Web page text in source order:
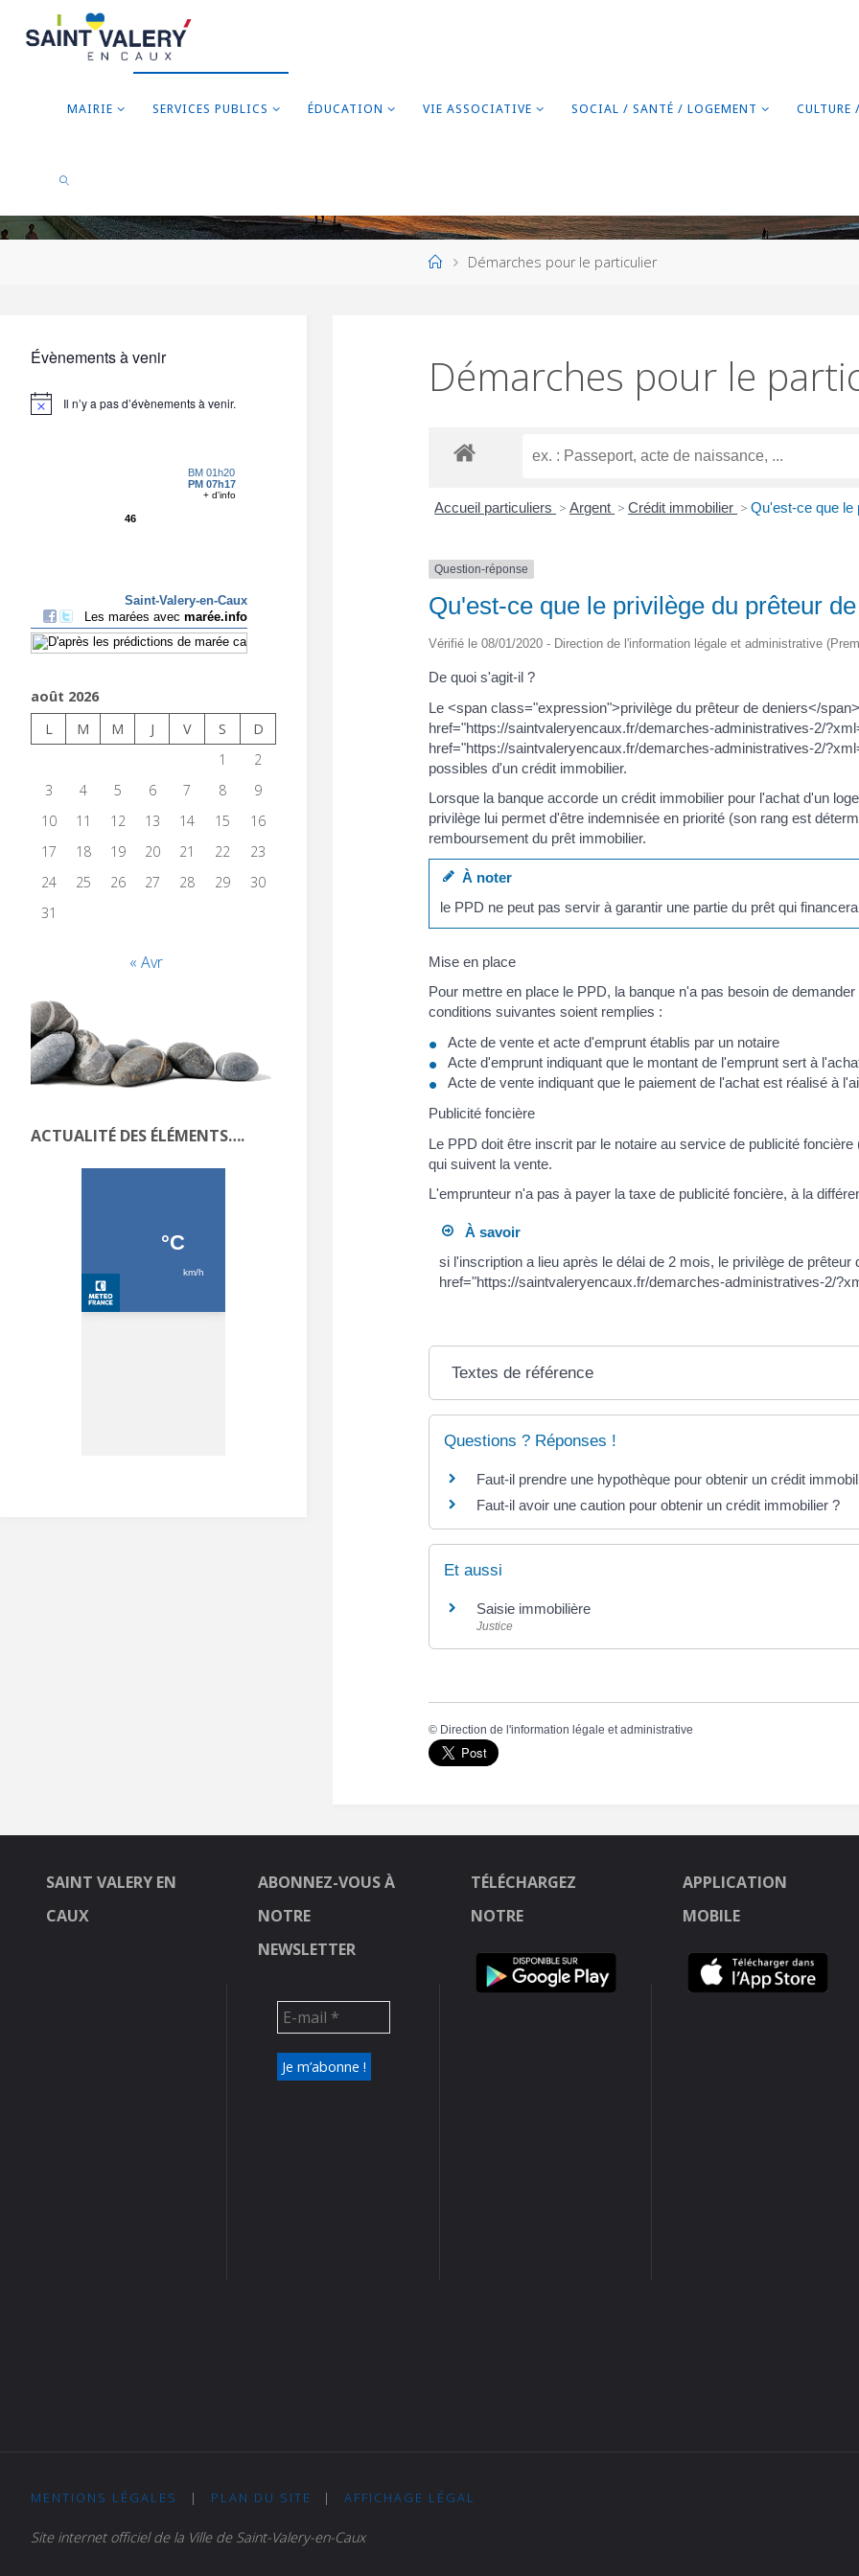
MAIRIE SERVICES PUBLICS ÉDUCATION VIE ASSOCIATIVE SOCIAL / SANTÉ / LOGEMENT
HomeDémarches pour le particulier
Démarches pour le
Accueil particuliers > Argent > Crédit immobilier > Qu'est-ce que le
Question-réponse
Qu'est-ce que le privilège du prêteur
Vérifié le 08/01/2020 - Direction de l'information légale et administrative
De quoi s'agit-il ?
Le <span class="expression">privilège du prêteur de deniers</
href="https://saintvaleryencaux.fr/demarches-administratives-2/
href="https://saintvaleryencaux.fr/demarches-administratives-2/
possibles d'un crédit immobilier.
Lorsque la banque accorde un crédit immobilier pour l'achat d'un
privilège lui permet d'être indemnisée en priorité (son rang est
remboursement du prêt immobilier.
À noter
le PPD ne peut pas servir à garantir une partie du prêt qui
Mise en place
Pour mettre en place le PPD, la banque n'a pas besoin de
conditions suivantes soient remplies :
Acte de vente et acte d'emprunt établis par un notaire
Acte d'emprunt indiquant que le montant de l'emprunt sert à
Acte de vente indiquant que le paiement de l'achat est réalisé à
Publicité foncière
Le PPD doit être inscrit par le notaire au service de publicité
qui suivent la vente.
L'emprunteur n'a pas à payer la taxe de publicité foncière, à la
À savoir
si l'inscription a lieu après le délai de 2 mois, le privilège de
href="https://saintvaleryencaux.fr/demarches-administratives-2/
Textes de référence
Questions ? Réponses !
Faut-il prendre une hypothèque pour obtenir un crédit
Faut-il avoir une caution pour obtenir un crédit immobilier ?
Et aussi
Saisie immobilière
Justice
© Direction de l'information légale et administrative
Évènements à venir
Il n’y a pas d’évènements à venir.
août 2026
L
M M J V S
D
1
2
3
4 5 6 7 8
9
10
11 12 13 14 15
16
17
18 19 20 21 22
23
24
25 26 27 28 29
30
31
« Avr
ACTUALITÉ DES ÉLÉMENTS….
SAINT VALERY EN
CAUX
ABONNEZ-VOUS À
NOTRE
NEWSLETTER
TÉLÉCHARGEZ
NOTRE
APPLICATION
MOBILE
MENTIONS LÉGALES | PLAN DU SITE | AFFICHAGE LÉGAL
Site internet officiel de la Ville de Saint-Valery-en-Caux